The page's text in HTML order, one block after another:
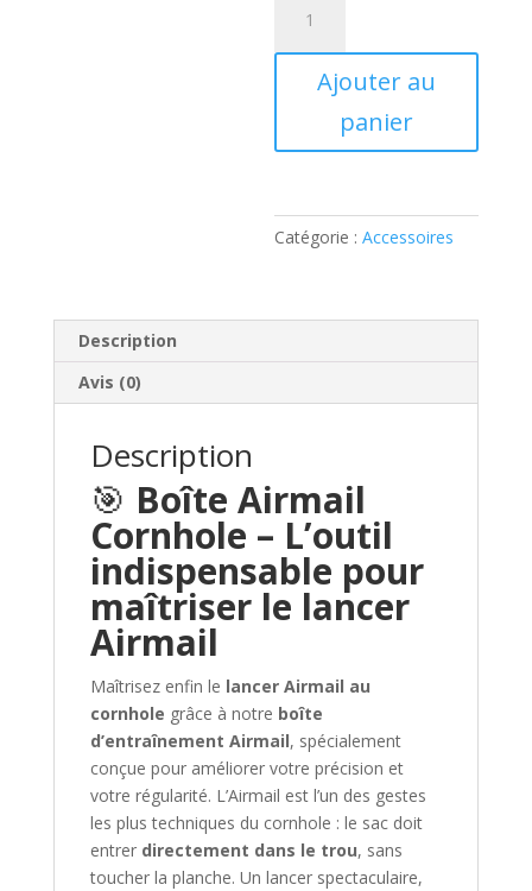
Boite
airmailAjouter au
panier
Catégorie :Accessoires
Description
Avis (0)
Description
🎯 Boîte Airmail
Cornhole – L’outil
indispensable pour
maîtriser le lancer
Airmail
Maîtrisez enfin le lancer Airmail au
cornhole grâce à notre boîte
d’entraînement Airmail, spécialement
conçue pour améliorer votre précision et
votre régularité. L’Airmail est l’un des gestes
les plus techniques du cornhole : le sac doit
entrer directement dans le trou, sans
toucher la planche. Un lancer spectaculaire,